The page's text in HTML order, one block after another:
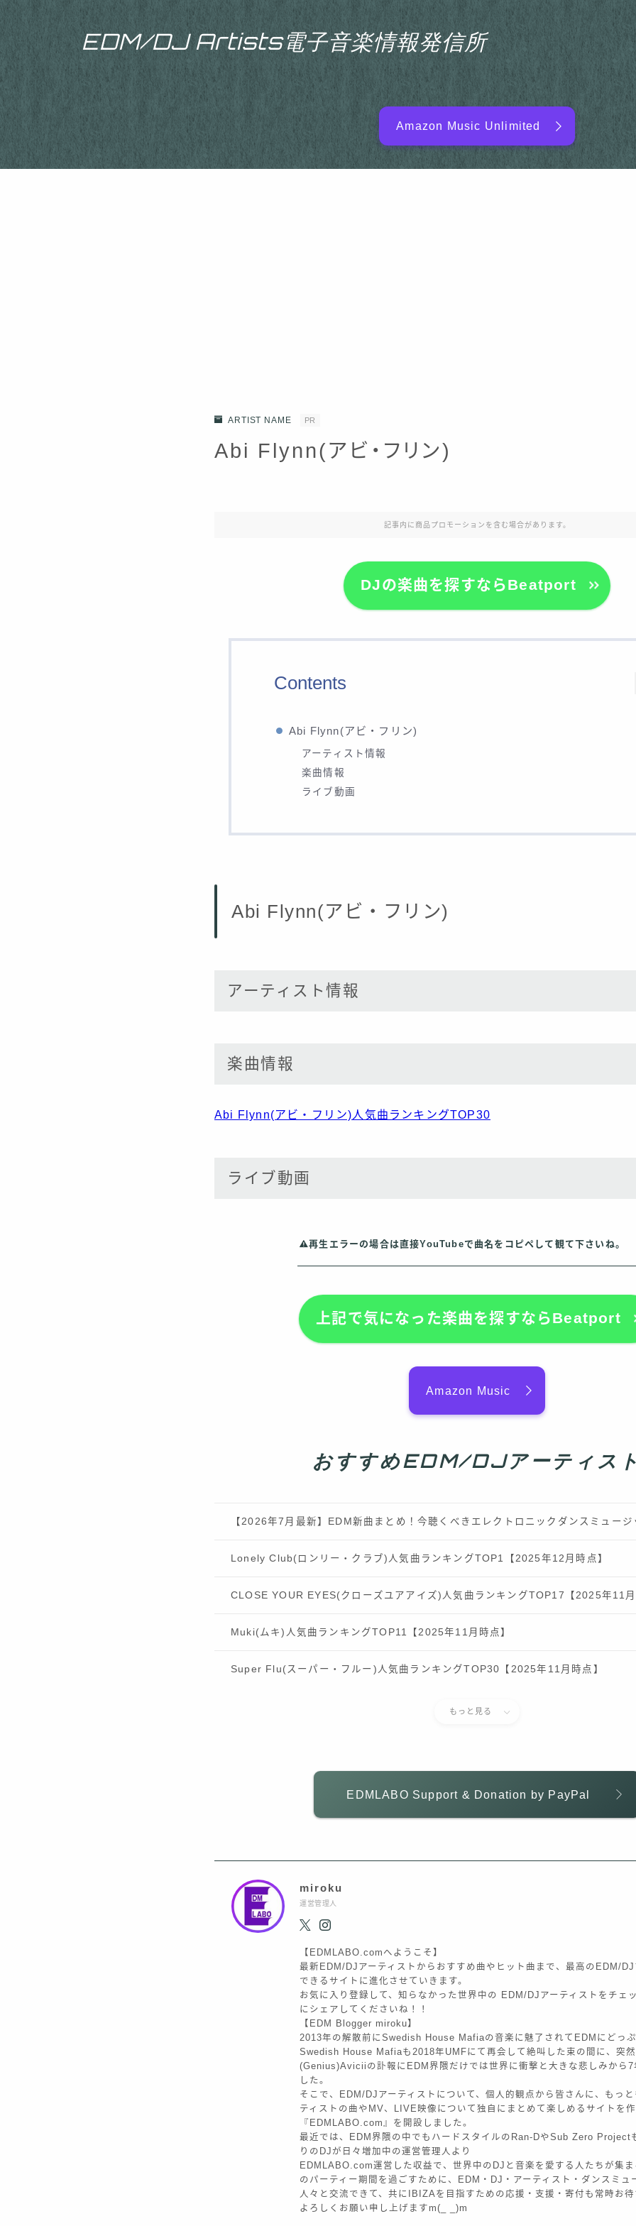
EDM/DJ Artists電子音楽情報発信所
EDM/DJ/PD ARTIST
Amazon Music Unlimited
ARTIST NAME PR
Abi Flynn(アビ・フリン)
記事内に商品プロモーションを含む場合があります。
DJの楽曲を探すならBeatport
Contents
Abi Flynn(アビ・フリン)
アーティスト情報
楽曲情報
ライブ動画
Abi Flynn(アビ・フリン)
アーティスト情報
楽曲情報
Abi Flynn(アビ・フリン)人気曲ランキングTOP30
ライブ動画
再生エラーの場合は直接YouTubeで曲名をコピペして観て下さいね。
上記で気になった楽曲を探すならBeatport
Amazon Music
おすすめEDM/DJアーティスト
【2026年7月最新】EDM新曲まとめ！今聴くべきエレクトロニックダンスミュージ
Lonely Club(ロンリー・クラブ)人気曲ランキングTOP1【2025年12月時点】
CLOSE YOUR EYES(クローズユアアイズ)人気曲ランキングTOP17【2025年11月
Muki(ムキ)人気曲ランキングTOP11【2025年11月時点】
Super Flu(スーパー・フルー)人気曲ランキングTOP30【2025年11月時点】
もっと見る
EDMLABO Support & Donation by PayPal
miroku
運営管理人
【EDMLABO.comへようこそ】
最新EDM/DJアーティストからおすすめ曲やヒット曲まで、最高のEDM/DJ
できるサイトに進化させていきます。
お気に入り登録して、知らなかった世界中の EDM/DJアーティストをチェ
にシェアしてくださいね！！
【EDM Blogger miroku】
2013年の解散前にSwedish House Mafiaの音楽に魅了されてEDMにどっぷ
Swedish House Mafiaも2018年UMFにて再会して絶叫した束の間に、突
(Genius)Aviciiの訃報にEDM界隈だけでは世界に衝撃と大きな悲しみから7
した。
そこで、EDM/DJアーティストについて、個人的観点から皆さんに、もっ
ティストの曲やMV、LIVE映像について独自にまとめて楽しめるサイトを
『EDMLABO.com』を開設しました。
最近では、EDM界隈の中でもハードスタイルのRan-DやSub Zero Project
りのDJが日々増加中の運営管理人より
EDMLABO.com運営した収益で、世界中のDJと音楽を愛する人たちが集
のパーティー期間を過ごすために、EDM・DJ・アーティスト・ダンスミュ
人々と交流できて、共にIBIZAを目指すための応援・支援・寄付も常時お待
よろしくお願い申し上げますm(_ _)m